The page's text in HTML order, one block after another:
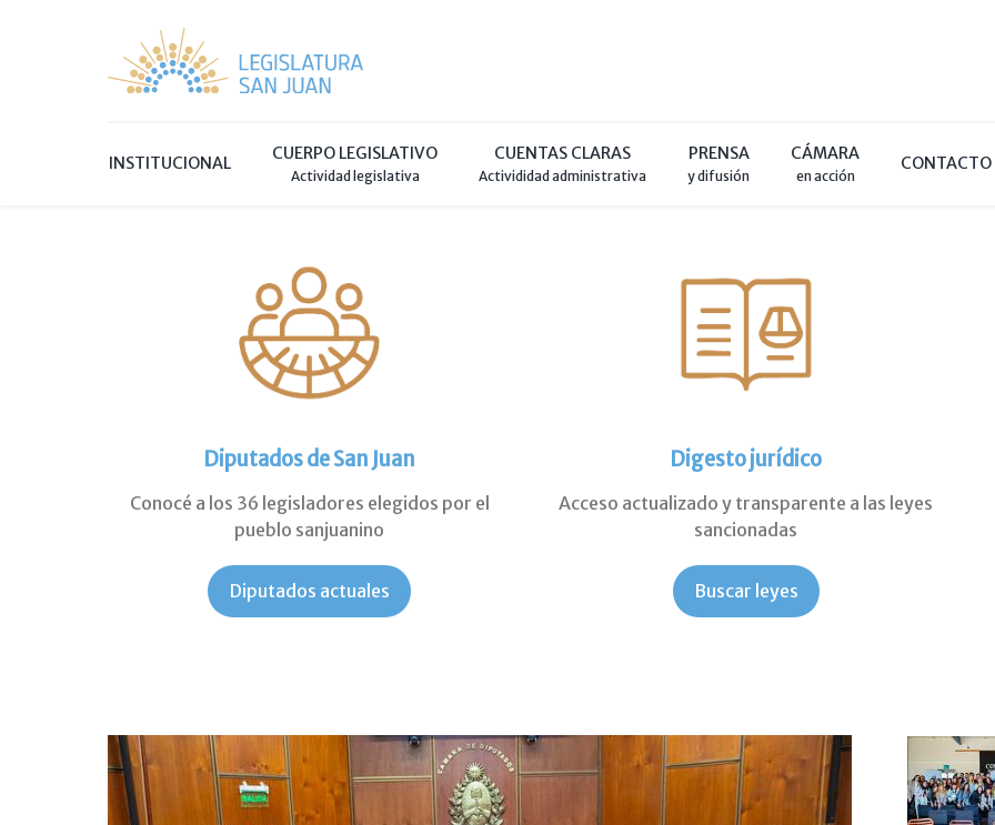
INSTITUCIONAL CUERPO LEGISLATIVO
Actividad legislativa
CUENTAS CLARAS
Activididad administrativa
PRENSA
y difusión
CÁMARA
en acción
CONTACTO
Diputados de San Juan
Conocé a los 36 legisladores elegidos por el
pueblo sanjuanino
Diputados actuales
Digesto jurídico
Acceso actualizado y transparente a las leyes
sancionadas
Buscar leyes